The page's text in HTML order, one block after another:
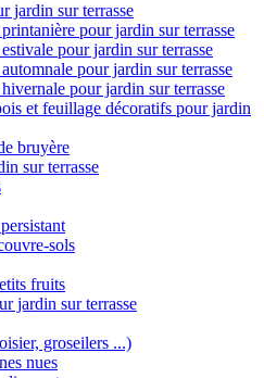
jardin sur terrasse
pour jardin sur terrasse
pour jardin sur terrasse
pour jardin sur terrasse
pour jardin sur terrasse
et feuillage décoratifs pour jardin
bruyère
sur terrasse
sols
fruits
jardin sur terrasse
groseilers ...)
nues